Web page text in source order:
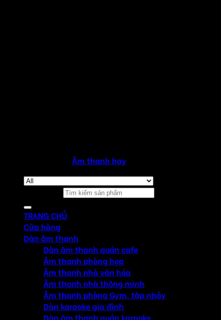
Âm thanh hay
TRANG CHỦ
Cửa hàng
Dàn âm thanh
Dàn âm thanh quán cafe
Âm thanh phòng họp
Âm thanh nhà văn hóa
Âm thanh nhà thông minh
Âm thanh phòng Gym, tập nhảy
Dàn karaoke gia đình
Dàn âm thanh quán karaoke